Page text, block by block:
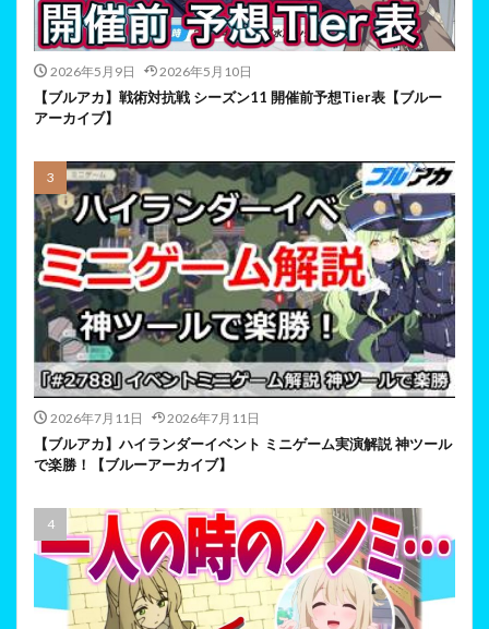
2026年5月9日 2026年5月10日
【ブルアカ】戦術対抗戦 シーズン11 開催前予想Tier表【ブルー
アーカイブ】
2026年7月11日 2026年7月11日
【ブルアカ】ハイランダーイベント ミニゲーム実演解説 神ツール
で楽勝！【ブルーアーカイブ】